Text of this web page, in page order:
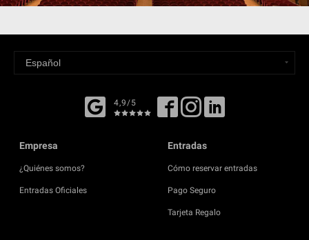
4,9/5
Empresa
¿Quiénes somos?
Entradas Oficiales
Entradas
Cómo reservar entradas
Pago Seguro
Tarjeta Regalo